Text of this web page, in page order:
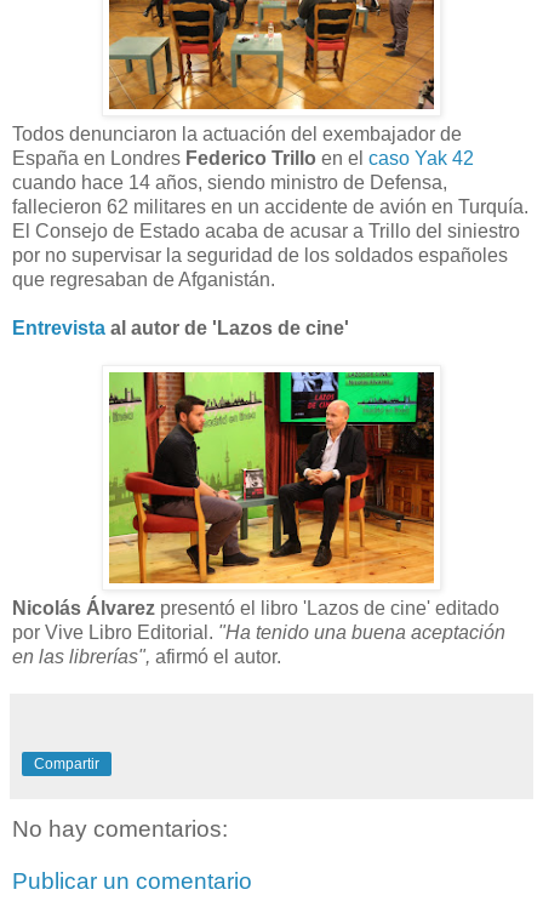
Todos denunciaron la actuación del exembajador de
España en Londres Federico Trillo en el caso Yak 42
cuando hace 14 años, siendo ministro de Defensa,
fallecieron 62 militares en un accidente de avión en Turquía.
El Consejo de Estado acaba de acusar a Trillo del siniestro
por no supervisar la seguridad de los soldados españoles
que regresaban de Afganistán.
Entrevista al autor de 'Lazos de cine'
Nicolás Álvarez presentó el libro 'Lazos de cine' editado
por Vive Libro Editorial. "Ha tenido una buena aceptación
en las librerías", afirmó el autor.
Compartir
No hay comentarios:
Publicar un comentario